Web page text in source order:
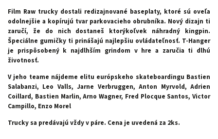
Film Raw trucky dostali redizajnované baseplaty, ktoré sú oveľa
odolnejšie a kopírujú tvar parkovacieho obrubníka. Nový dizajn ti
zaručí, že do nich dostaneš ktorýkoľvek náhradný kingpin.
Špeciálne gumičky ti prinášajú najlepšiu ovládateľnosť. T-Hanger
je prispôsobený k najdlhším grindom v hre a zaručia ti dlhú
životnosť.
V jeho teame nájdeme elitu európskeho skateboardingu Bastien
Salabanzi, Leo Valls, Jarne Verbruggen, Anton Myrvold, Adrien
Coillard, Bastien Marlin, Arno Wagner, Fred Plocque Santos, Victor
Campillo, Enzo Morel
Trucky sa predávajú vždy v páre. Cena je uvedená za 2ks.